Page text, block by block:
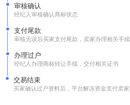
审核确认
经纪人审核确认商标状态
支付尾款
审核无误后买家支付尾款，卖家办理相关手续
办理过户
经纪人办理商标转让手续，交付相关证书
交易结束
买家确认过户资料后，平台解冻资金支付卖家